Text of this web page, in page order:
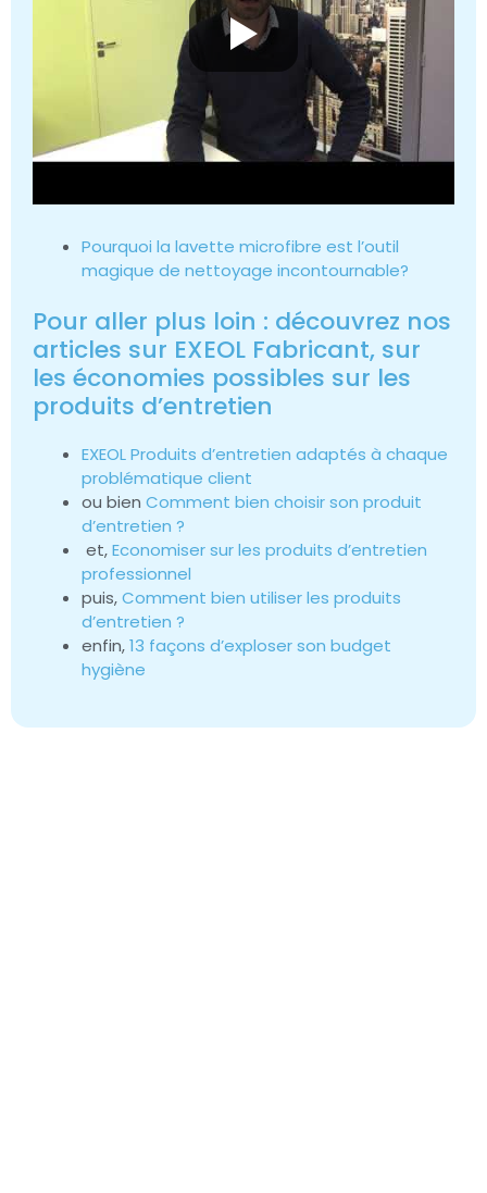
Pourquoi la lavette microfibre est l’outil
magique de nettoyage incontournable?
Pour aller plus loin : découvrez nos
articles sur EXEOL Fabricant, sur
les économies possibles sur les
produits d’entretien
EXEOL Produits d’entretien adaptés à chaque
problématique client
ou bien Comment bien choisir son produit
d’entretien ?
et,Economiser sur les produits d’entretien
professionnel
puis,Comment bien utiliser les produits
d’entretien ?
enfin,13 façons d’exploser son budget
hygiène